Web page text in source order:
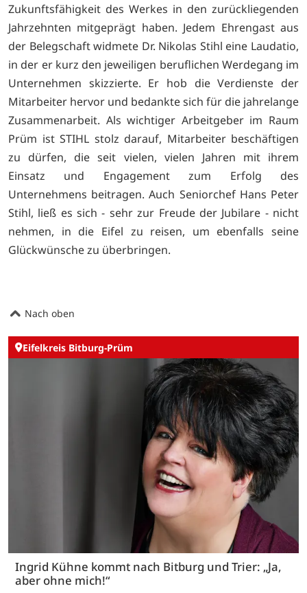
Zukunftsfähigkeit des Werkes in den zurückliegenden
Jahrzehnten mitgeprägt haben. Jedem Ehrengast aus
der Belegschaft widmete Dr. Nikolas Stihl eine Laudatio,
in der er kurz den jeweiligen beruflichen Werdegang im
Unternehmen skizzierte. Er hob die Verdienste der
Mitarbeiter hervor und bedankte sich für die jahrelange
Zusammenarbeit. Als wichtiger Arbeitgeber im Raum
Prüm ist STIHL stolz darauf, Mitarbeiter beschäftigen
zu dürfen, die seit vielen, vielen Jahren mit ihrem
Einsatz und Engagement zum Erfolg des
Unternehmens beitragen. Auch Seniorchef Hans Peter
Stihl, ließ es sich - sehr zur Freude der Jubilare - nicht
nehmen, in die Eifel zu reisen, um ebenfalls seine
Glückwünsche zu überbringen.
Nach oben
Eifelkreis Bitburg-Prüm
Ingrid Kühne kommt nach Bitburg und Trier: „Ja,
aber ohne mich!“